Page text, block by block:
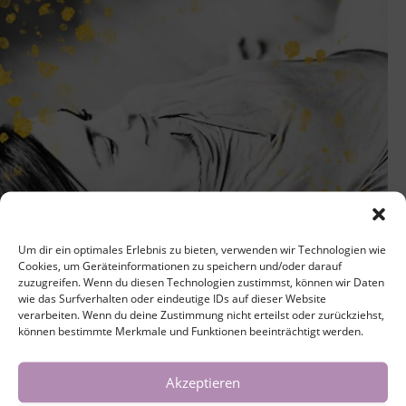
Um dir ein optimales Erlebnis zu bieten, verwenden wir Technologien wie
Cookies, um Geräteinformationen zu speichern und/oder darauf
zuzugreifen. Wenn du diesen Technologien zustimmst, können wir Daten
wie das Surfverhalten oder eindeutige IDs auf dieser Website
verarbeiten. Wenn du deine Zustimmung nicht erteilst oder zurückziehst,
können bestimmte Merkmale und Funktionen beeinträchtigt werden.
Akzeptieren